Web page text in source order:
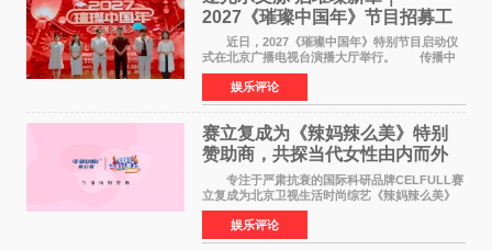
2027《璀璨中国年》节目招募工
作圆满启动
近日，2027《璀璨中国年》特别节目启动仪
式在北京广播电视台演播大厅举行。 传播中
华优秀传统文化，弘扬纯正国风艺术，打造高规
格、高质感、正能量的文艺盛典，是璀璨中国年
矢志不渝的初心
娱乐评论
赛立复成为《辣妈辣么美》特别
赞助商，共探当代女性由内而外
活力美
专注于严肃抗衰的国际科研品牌CELFULL赛
立复成为北京卫视生活时尚综艺《辣妈辣么美》
的特别赞助商,明星辣妈袁咏仪倾情参与，向广大
都市女性传递健康生活新主张，寄语当代女性在
家庭与自我之间
娱乐评论